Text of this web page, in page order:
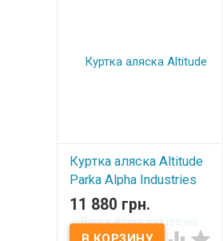
Куртка аляска Altitude
Parka Alpha Industries
Yellow
В наличии
11 880 грн.